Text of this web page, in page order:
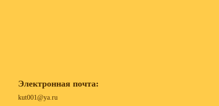
Электронная почта:
kut001@ya.ru